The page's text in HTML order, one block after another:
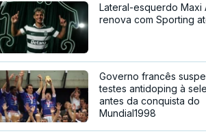
Lateral-esquerdo Maxi
renova com Sporting
Governo francês
testes antidoping à
antes da conquista do
Mundial1998